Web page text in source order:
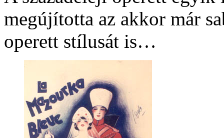
megújította az akkor már
operett stílusát is…